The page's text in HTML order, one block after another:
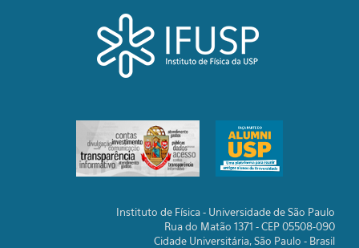
Instituto de Física - Universidade de São Paulo
Rua do Matão 1371 - CEP 05508-090
Cidade Universitária, São Paulo - Brasil